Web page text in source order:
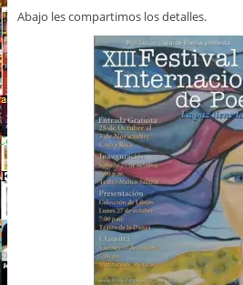
Abajo les compartimos los detalles.